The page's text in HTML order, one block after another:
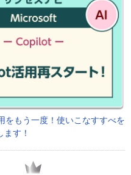
をもう一度！使いこなすすべを
す！